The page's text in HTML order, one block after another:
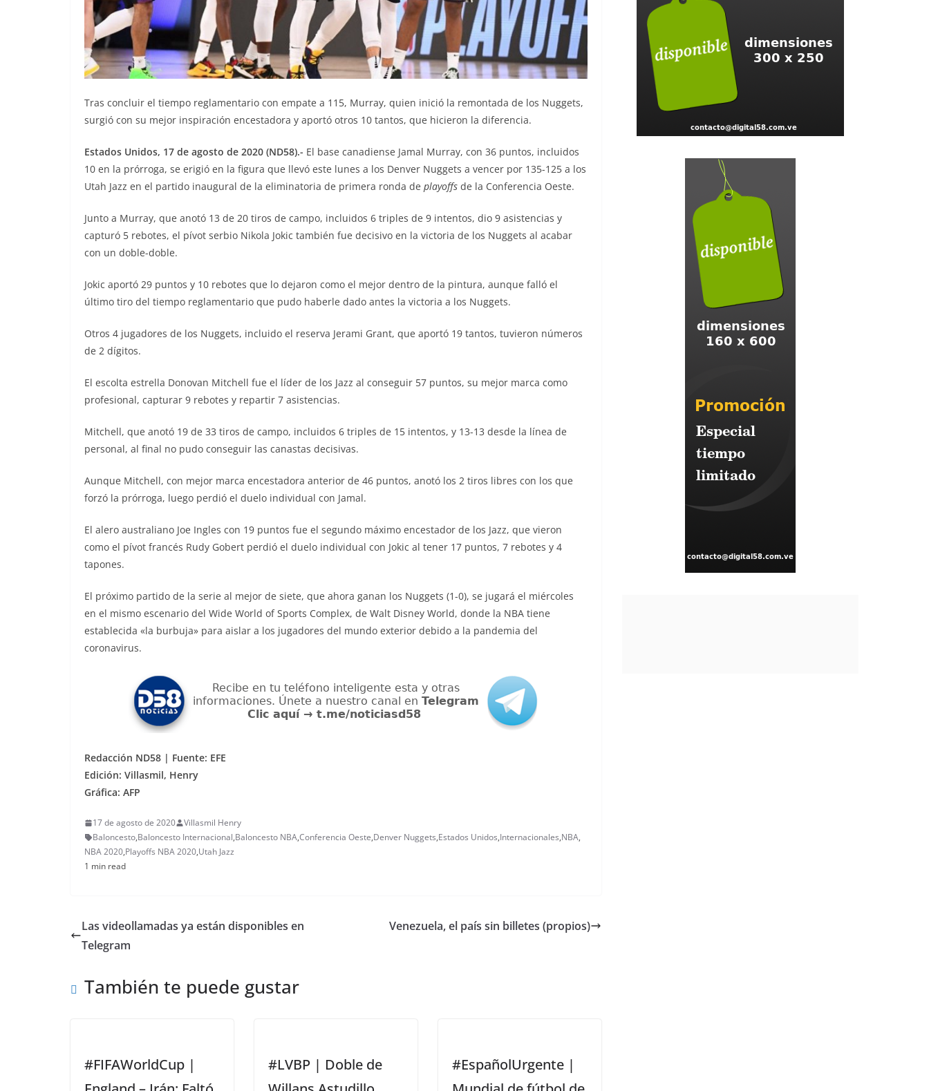
Tras concluir el tiempo reglamentario con empate a 115, Murray, quien inició la remontada de los Nuggets,
surgió con su mejor inspiración encestadora y aportó otros 10 tantos, que hicieron la diferencia.
Estados Unidos, 17 de agosto de 2020 (ND58).- El base canadiense Jamal Murray, con 36 puntos, incluidos
10 en la prórroga, se erigió en la figura que llevó este lunes a los Denver Nuggets a vencer por 135-125 a los
Utah Jazz en el partido inaugural de la eliminatoria de primera ronda de playoffs de la Conferencia Oeste.
Junto a Murray, que anotó 13 de 20 tiros de campo, incluidos 6 triples de 9 intentos, dio 9 asistencias y
capturó 5 rebotes, el pívot serbio Nikola Jokic también fue decisivo en la victoria de los Nuggets al acabar
con un doble-doble.
Jokic aportó 29 puntos y 10 rebotes que lo dejaron como el mejor dentro de la pintura, aunque falló el
último tiro del tiempo reglamentario que pudo haberle dado antes la victoria a los Nuggets.
Otros 4 jugadores de los Nuggets, incluido el reserva Jerami Grant, que aportó 19 tantos, tuvieron números
de 2 dígitos.
El escolta estrella Donovan Mitchell fue el líder de los Jazz al conseguir 57 puntos, su mejor marca como
profesional, capturar 9 rebotes y repartir 7 asistencias.
Mitchell, que anotó 19 de 33 tiros de campo, incluidos 6 triples de 15 intentos, y 13-13 desde la línea de
personal, al final no pudo conseguir las canastas decisivas.
Aunque Mitchell, con mejor marca encestadora anterior de 46 puntos, anotó los 2 tiros libres con los que
forzó la prórroga, luego perdió el duelo individual con Jamal.
El alero australiano Joe Ingles con 19 puntos fue el segundo máximo encestador de los Jazz, que vieron
como el pívot francés Rudy Gobert perdió el duelo individual con Jokic al tener 17 puntos, 7 rebotes y 4
tapones.
El próximo partido de la serie al mejor de siete, que ahora ganan los Nuggets (1-0), se jugará el miércoles
en el mismo escenario del Wide World of Sports Complex, de Walt Disney World, donde la NBA tiene
establecida «la burbuja» para aislar a los jugadores del mundo exterior debido a la pandemia del
coronavirus.
Redacción ND58 | Fuente: EFE
Edición: Villasmil, Henry
Gráfica: AFP
17 de agosto de 2020
Villasmil Henry
Baloncesto,Baloncesto Internacional,Baloncesto NBA,Conferencia Oeste,Denver Nuggets,Estados Unidos,Internacionales,NBA,
NBA 2020,Playoffs NBA 2020,Utah Jazz
1 min read
Las videollamadas ya están disponibles en
Telegram
Venezuela, el país sin billetes (propios)
También te puede gustar
#FIFAWorldCup |
#LVBP | Doble de
#EspañolUrgente |